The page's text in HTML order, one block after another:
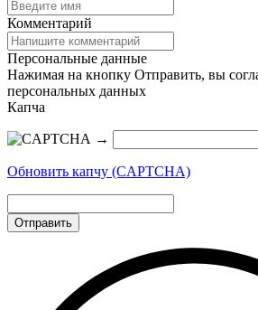
Комментарий
Персональные данные
Нажимая на кнопку Отправить, вы
персональных данных
Капча
→
Обновить капчу (CAPTCHA)
Отправить